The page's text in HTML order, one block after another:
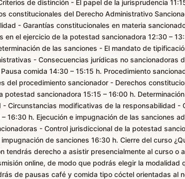
de distinción - El papel de la jurisprudencia
constitucionales del Derecho Administrativo
- Garantías constitucionales en materia
en el ejercicio de la potestad sancionadora 12:30 –
de las sanciones - El mandato de
- Consecuencias jurídicas no sancionadoras
comida 14:30 – 15:15 h. Procedimiento
del procedimiento sancionador - Derechos
potestad sancionadora 15:15 – 16:00 h.
- Circunstancias modificativas de la responsabilidad -
16:30 h. Ejecución e impugnación de las sanciones
- Control jurisdiccional de la potestad
de sanciones 16:30 h. Cierre del curso
tendrás derecho a asistir presencialmente al curso o
online, de modo que podrás elegir la modalidad
de pausas café y comida tipo cóctel orientadas al